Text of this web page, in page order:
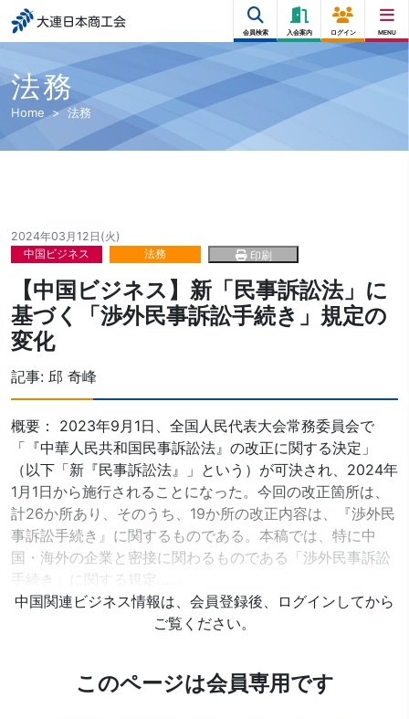
大連日本商工会
会員検索 入会案内 ログイン MENU
法務
Home 法務
2024年03月12日(火)
中国ビジネス
法務 印刷
【中国ビジネス】新「民事訴訟法」に
基づく「渉外民事訴訟手続き」規定の
変化
記事: 邱 奇峰
概要： 2023年9月1日、全国人民代表大会常務委員会で
「『中華人民共和国民事訴訟法』の改正に関する決定」
（以下「新『民事訴訟法』」という）が可決され、2024年
1月1日から施行されることになった。今回の改正箇所は、
計26か所あり、そのうち、19か所の改正内容は、『渉外民
事訴訟手続き』に関するものである。本稿では、特に中
国・海外の企業と密接に関わるものである「渉外民事訴訟
手続き」に関する規定……
中国関連ビジネス情報は、会員登録後、ログインしてから
ご覧ください。
このページは会員専用です